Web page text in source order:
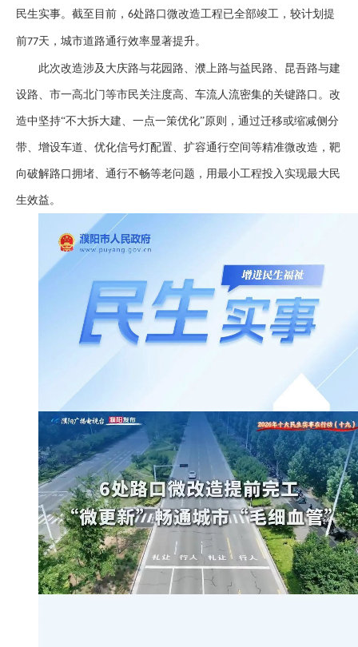
民生实事。截至目前， 6处路口微改造工程已全部竣工，较计划提
前77天，城市道路通行效率显著提升。
此次改造涉及大庆路与花园路、濮上路与益民路、昆吾路与建
设路、市一高北门等市民关注度高、车流人流密集的关键路口。改
造中坚持“不大拆大建、一点一策优化”原则，通过迁移或缩减侧分
带、增设车道、优化信号灯配置、扩容通行空间等精准微改造，靶
向破解路口拥堵、通行不畅等老问题，用最小工程投入实现最大民
生效益。